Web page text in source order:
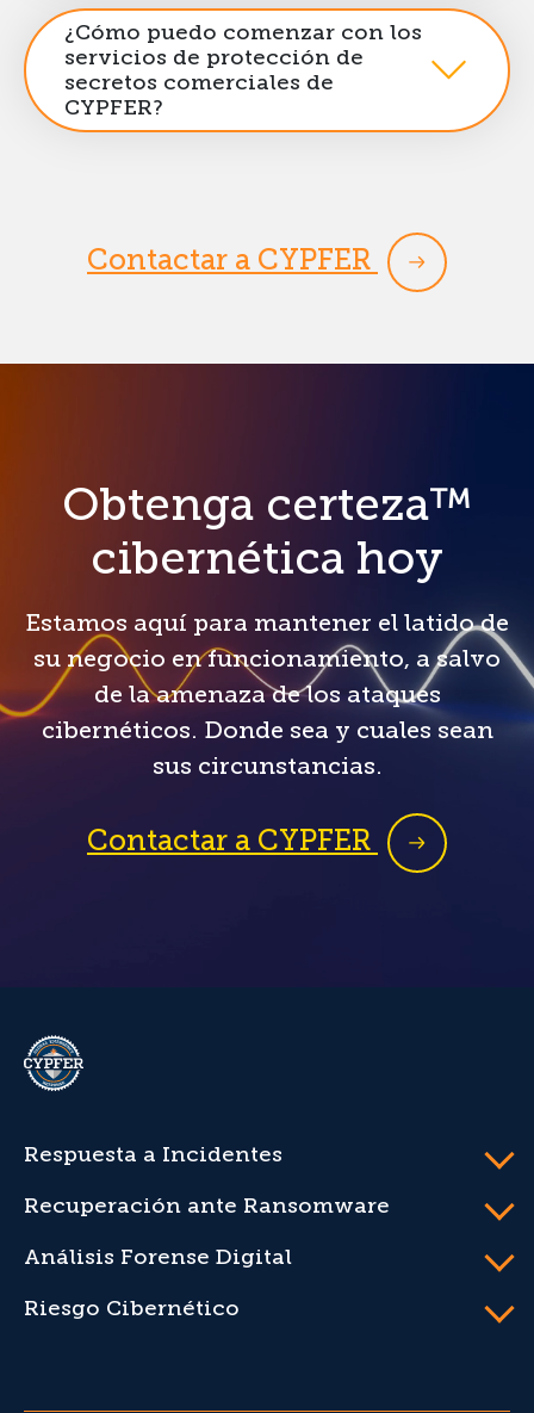
¿Cómo puedo comenzar con los
servicios de protección de
secretos comerciales de
CYPFER?
Contactar a CYPFER
Obtenga certeza™
cibernética hoy
Estamos aquí para mantener el latido de
su negocio en funcionamiento, a salvo
de la amenaza de los ataques
cibernéticos. Donde sea y cuales sean
sus circunstancias.
Contactar a CYPFER
Respuesta a Incidentes
Recuperación ante Ransomware
Análisis Forense Digital
Riesgo Cibernético